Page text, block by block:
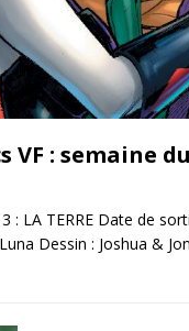
VF : semaine
: LA TERRE Date de
Dessin : Joshua &